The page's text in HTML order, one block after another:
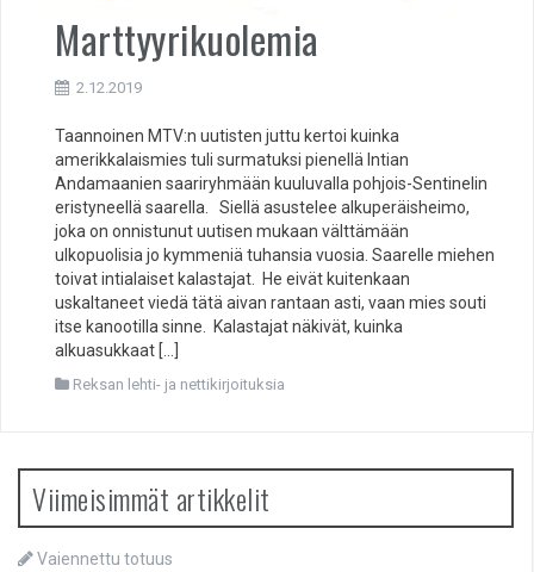
Marttyyrikuolemia
2.12.2019
Taannoinen MTV:n uutisten juttu kertoi kuinka
amerikkalaismies tuli surmatuksi pienellä Intian
Andamaanien saariryhmään kuuluvalla pohjois-Sentinelin
eristyneellä saarella. Siellä asustelee alkuperäisheimo,
joka on onnistunut uutisen mukaan välttämään
ulkopuolisia jo kymmeniä tuhansia vuosia. Saarelle miehen
toivat intialaiset kalastajat. He eivät kuitenkaan
uskaltaneet viedä tätä aivan rantaan asti, vaan mies souti
itse kanootilla sinne. Kalastajat näkivät, kuinka
alkuasukkaat […]
Reksan lehti- ja nettikirjoituksia
Viimeisimmät artikkelit
Vaiennettu totuus